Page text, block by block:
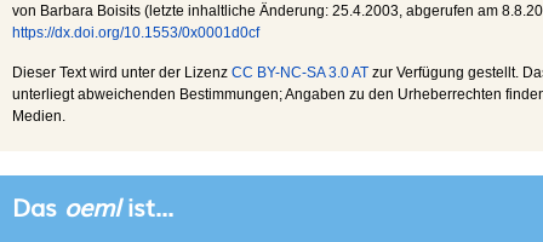
von Barbara Boisits (letzte inhaltliche Änderung: 25.4.2003, abgerufen am
https://dx.doi.org/10.1553/0x0001d0cf
Dieser Text wird unter der Lizenz CC BY-NC-SA 3.0 AT zur Verfügung gestellt.
unterliegt abweichenden Bestimmungen; Angaben zu den Urheberrechten
Medien.
Das oemlist...